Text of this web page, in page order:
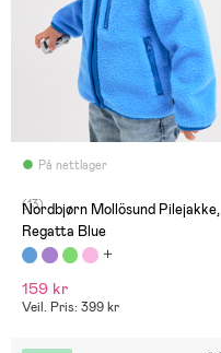
På nettlager
(13)
Nordbjørn Mollösund Pilejakke,
Regatta Blue
159 kr
Veil. Pris: 399 kr